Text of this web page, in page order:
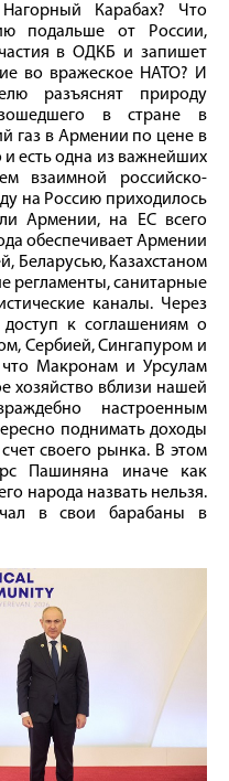
Карабах? Что
подальше от России,
в ОДКБ и запишет
во вражеское НАТО? И
разъяснят природу
в стране в
газ в Армении по цене в
и есть одна из важнейших
взаимной российско-
на Россию приходилось
Армении, на ЕС всего
обеспечивает Армении
Беларусью, Казахстаном
регламенты, санитарные
каналы. Через
к соглашениям о
Сербией, Сингапуром и
Макронам и Урсулам
хозяйство вблизи нашей
настроенным
поднимать доходы
своего рынка. В этом
Пашиняна иначе как
народа назвать нельзя.
в свои барабаны в